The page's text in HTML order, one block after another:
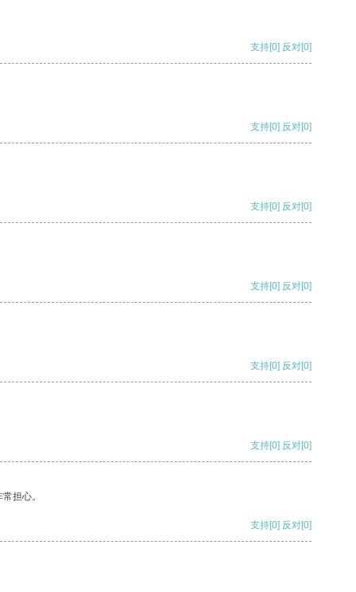
支持[0] 反对[0]
支持[0] 反对[0]
支持[0] 反对[0]
支持[0] 反对[0]
支持[0] 反对[0]
支持[0] 反对[0]
担心。
支持[0] 反对[0]